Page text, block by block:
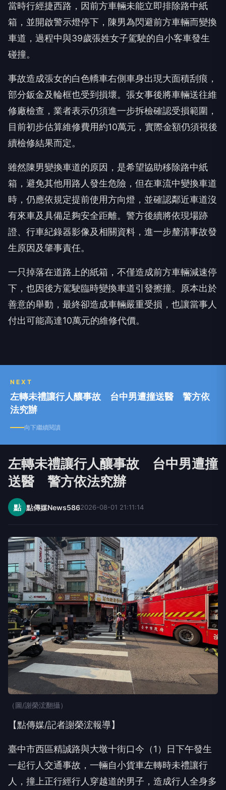
當時行經捷西路，因前方車輛未能立即排除路中紙
箱，並開啟警示燈停下，陳男為閃避前方車輛而變換
車道，過程中與39歲張姓女子駕駛的自小客車發生
碰撞。
事故造成張女的白色轎車右側車身出現大面積刮痕，
部分鈑金及輪框也受到損壞。張女事後將車輛送往維
修廠檢查，業者表示仍須進一步拆檢確認受損範圍，
目前初步估算維修費用約10萬元，實際金額仍須視後
續檢修結果而定。
雖然陳男變換車道的原因，是希望協助移除路中紙
箱，避免其他用路人發生危險，但在車流中變換車道
時，仍應依規定提前使用方向燈，並確認鄰近車道沒
有來車及具備足夠安全距離。警方後續將依現場跡
證、行車紀錄器影像及相關資料，進一步釐清事故發
生原因及肇事責任。
一只掉落在道路上的紙箱，不僅造成前方車輛減速停
下，也因後方駕駛臨時變換車道引發擦撞。原本出於
善意的舉動，最終卻造成車輛嚴重受損，也讓當事人
付出可能高達10萬元的維修代價。
NEXT
左轉未禮讓行人釀事故 台中男遭撞送醫 警方依
法究辦
向下繼續閱讀
左轉未禮讓行人釀事故 台中男遭撞
送醫 警方依法究辦
點 點傳媒News5862026-08-01 21:11:14
（圖/謝榮浤翻攝）
【點傳媒/記者謝榮浤報導】
臺中市西區精誠路與大墩十街口今（1）日下午發生
一起行人交通事故，一輛自小貨車左轉時未禮讓行
人，撞上正行經行人穿越道的男子，造成行人全身多